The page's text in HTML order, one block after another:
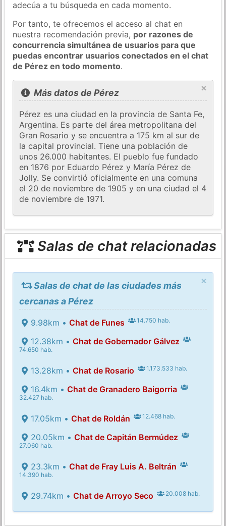
adecúa a tu búsqueda en cada momento.
Por tanto, te ofrecemos el acceso al chat en
nuestra recomendación previa, por razones de
concurrencia simultánea de usuarios para que
puedas encontrar usuarios conectados en el chat
de Pérez en todo momento.
×
Más datos de Pérez
Pérez es una ciudad en la provincia de Santa Fe,
Argentina. Es parte del área metropolitana del
Gran Rosario y se encuentra a 175 km al sur de
la capital provincial. Tiene una población de
unos 26.000 habitantes. El pueblo fue fundado
en 1876 por Eduardo Pérez y María Pérez de
Jolly. Se convirtió oficialmente en una comuna
el 20 de noviembre de 1905 y en una ciudad el 4
de noviembre de 1971.
Salas de chat relacionadas
×
Salas de chat de las ciudades más
cercanas a Pérez
9.98km • Chat de Funes 14.750 hab.
12.38km • Chat de Gobernador Gálvez
74.650 hab.
13.28km • Chat de Rosario 1.173.533 hab.
16.4km • Chat de Granadero Baigorria
32.427 hab.
17.05km • Chat de Roldán 12.468 hab.
20.05km • Chat de Capitán Bermúdez
27.060 hab.
23.3km • Chat de Fray Luis A. Beltrán
14.390 hab.
29.74km • Chat de Arroyo Seco 20.008 hab.